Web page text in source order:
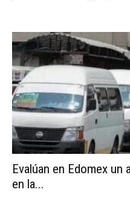
Evalúan en Edomex
en la...